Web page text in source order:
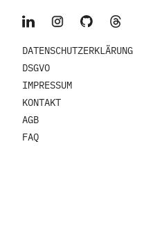
DATENSCHUTZERKLÄRUNG
DSGVO
IMPRESSUM
KONTAKT
AGB
FAQ